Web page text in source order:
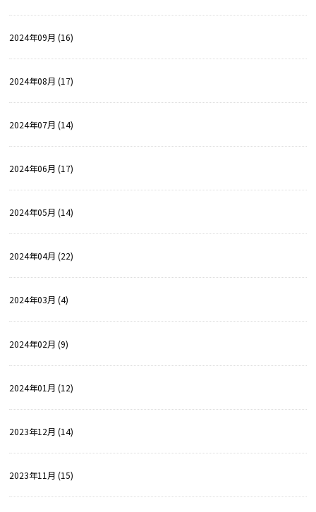
2024年09月 (16)
2024年08月 (17)
2024年07月 (14)
2024年06月 (17)
2024年05月 (14)
2024年04月 (22)
2024年03月 (4)
2024年02月 (9)
2024年01月 (12)
2023年12月 (14)
2023年11月 (15)